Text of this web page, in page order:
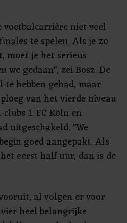
niet veel
te spelen. Als je zo
moet je het serieus
we gedaan", zei Bosz. De
hebben gehad, maar
van het vierde niveau
1. FC Köln en
uitgeschakeld. "We
goed aangepakt. Als
eerst half uur, dan is de
al volgen er voor
heel belangrijke